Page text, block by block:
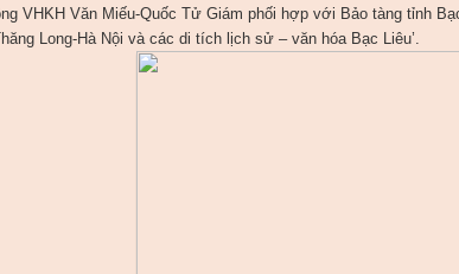
VHKH Văn Miếu-Quốc Tử Giám phối hợp với Bảo tàng tỉnh
Long-Hà Nội và các di tích lịch sử – văn hóa Bạc Liêu’.